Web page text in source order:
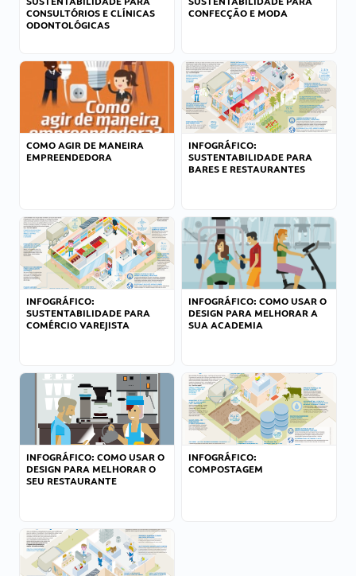
CONSULTÓRIOS E CLÍNICAS
ODONTOLÓGICAS
CONFECÇÃO E MODA
COMO AGIR DE MANEIRA
EMPREENDEDORA
INFOGRÁFICO:
SUSTENTABILIDADE PARA
BARES E RESTAURANTES
INFOGRÁFICO:
SUSTENTABILIDADE PARA
COMÉRCIO VAREJISTA
INFOGRÁFICO: COMO USAR O
DESIGN PARA MELHORAR A
SUA ACADEMIA
INFOGRÁFICO: COMO USAR O
DESIGN PARA MELHORAR O
SEU RESTAURANTE
INFOGRÁFICO:
COMPOSTAGEM